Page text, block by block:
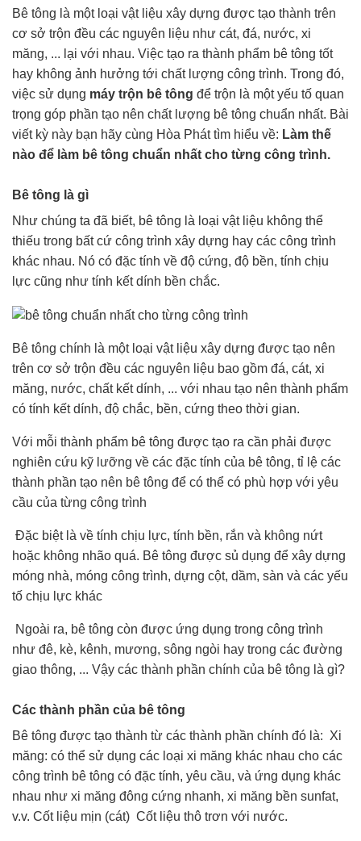
Bê tông là một loại vật liệu xây dựng được tạo thành trên
cơ sở trộn đều các nguyên liệu như cát, đá, nước, xi
măng, ... lại với nhau. Việc tạo ra thành phẩm bê tông tốt
hay không ảnh hưởng tới chất lượng công trình. Trong đó,
việc sử dụng máy trộn bê tông để trộn là một yếu tố quan
trọng góp phần tạo nên chất lượng bê tông chuẩn nhất. Bài
viết kỳ này bạn hãy cùng Hòa Phát tìm hiểu về: Làm thế
nào để làm bê tông chuẩn nhất cho từng công trình.
Bê tông là gì
Như chúng ta đã biết, bê tông là loại vật liệu không thể
thiếu trong bất cứ công trình xây dựng hay các công trình
khác nhau. Nó có đặc tính về độ cứng, độ bền, tính chịu
lực cũng như tính kết dính bền chắc.
Bê tông chính là một loại vật liệu xây dựng được tạo nên
trên cơ sở trộn đều các nguyên liệu bao gồm đá, cát, xi
măng, nước, chất kết dính, ... với nhau tạo nên thành phẩm
có tính kết dính, độ chắc, bền, cứng theo thời gian.
Với mỗi thành phẩm bê tông được tạo ra cần phải được
nghiên cứu kỹ lưỡng về các đặc tính của bê tông, tỉ lệ các
thành phần tạo nên bê tông để có thể có phù hợp với yêu
cầu của từng công trình
Đặc biệt là về tính chịu lực, tính bền, rắn và không nứt
hoặc không nhão quá. Bê tông được sủ dụng để xây dựng
móng nhà, móng công trình, dựng cột, dầm, sàn và các yếu
tố chịu lực khác
Ngoài ra, bê tông còn được ứng dụng trong công trình
như đê, kè, kênh, mương, sông ngòi hay trong các đường
giao thông, ... Vậy các thành phần chính của bê tông là gì?
Các thành phần của bê tông
Bê tông được tạo thành từ các thành phần chính đó là: Xi
măng: có thể sử dụng các loại xi măng khác nhau cho các
công trình bê tông có đặc tính, yêu cầu, và ứng dụng khác
nhau như xi măng đông cứng nhanh, xi măng bền sunfat,
v.v. Cốt liệu mịn (cát) Cốt liệu thô trơn với nước.